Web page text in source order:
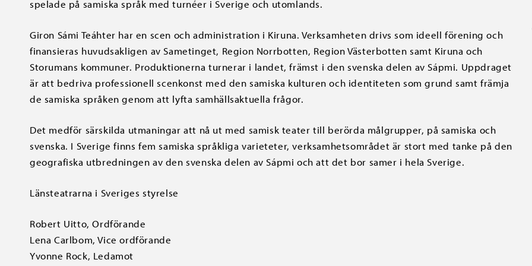
spelade på samiska språk med turnéer i Sverige och utomlands.
Giron Sámi Teáhter har en scen och administration i Kiruna. Verksamheten drivs som ideell förening och
finansieras huvudsakligen av Sametinget, Region Norrbotten, Region Västerbotten samt Kiruna och
Storumans kommuner. Produktionerna turnerar i landet, främst i den svenska delen av Sápmi. Uppdraget
är att bedriva professionell scenkonst med den samiska kulturen och identiteten som grund samt främja
de samiska språken genom att lyfta samhällsaktuella frågor.
Det medför särskilda utmaningar att nå ut med samisk teater till berörda målgrupper, på samiska och
svenska. I Sverige finns fem samiska språkliga varieteter, verksamhetsområdet är stort med tanke på den
geografiska utbredningen av den svenska delen av Sápmi och att det bor samer i hela Sverige.
Länsteatrarna i Sveriges styrelse
Robert Uitto, Ordförande
Lena Carlbom, Vice ordförande
Yvonne Rock, Ledamot